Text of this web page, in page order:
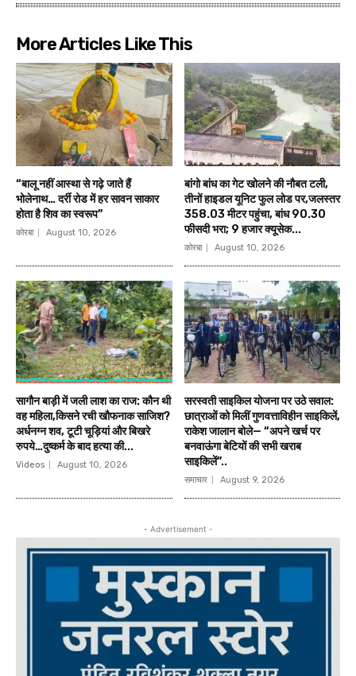
More Articles Like This
“बालू नहीं आस्था से गढ़े जाते हैं
भोलेनाथ… दर्री रोड में हर सावन साकार
होता है शिव का स्वरूप”
कोरबा August 10, 2026
बांगो बांध का गेट खोलने की नौबत टली,
तीनों हाइडल यूनिट फुल लोड पर,जलस्तर
358.03 मीटर पहुंचा, बांध 90.30
फीसदी भरा; 9 हजार क्यूसेक...
कोरबा August 10, 2026
सागौन बाड़ी में जली लाश का राज: कौन थी
वह महिला,किसने रची खौफनाक साजिश?
अर्धनग्न शव, टूटी चूड़ियां और बिखरे
रुपये…दुष्कर्म के बाद हत्या की...
Videos August 10, 2026
सरस्वती साइकिल योजना पर उठे सवाल:
छात्राओं को मिलीं गुणवत्ताविहीन साइकिलें,
राकेश जालान बोले— “अपने खर्च पर
बनवाऊंगा बेटियों की सभी खराब
साइकिलें”..
समाचार August 9, 2026
- Advertisement -